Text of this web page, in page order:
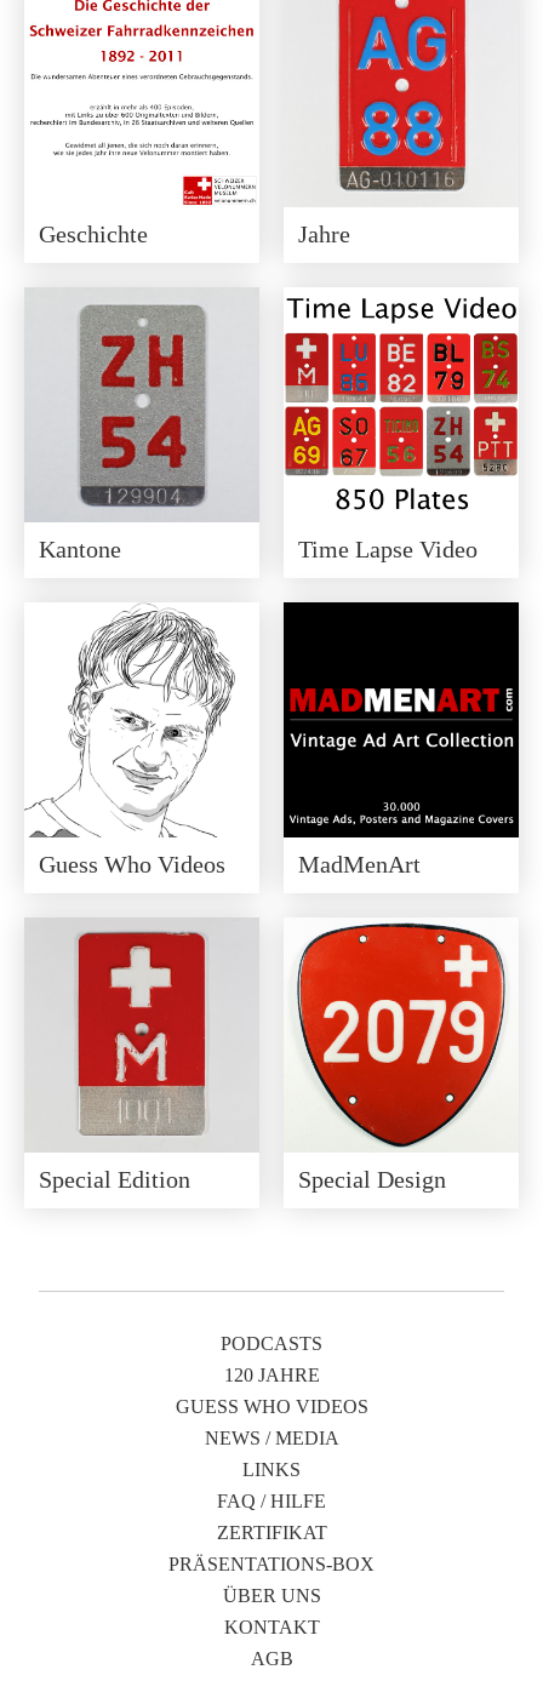
Geschichte Jahre
Kantone Time Lapse Video
Guess Who Videos MadMenArt
Special Edition Special Design
PODCASTS
120 JAHRE
GUESS WHO VIDEOS
NEWS / MEDIA
LINKS
FAQ / HILFE
ZERTIFIKAT
PRÄSENTATIONS-BOX
ÜBER UNS
KONTAKT
AGB